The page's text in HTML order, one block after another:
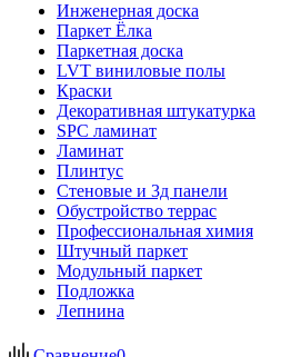
Инженерная доска
Паркет Ёлка
Паркетная доска
LVT виниловые полы
Краски
Декоративная штукатурка
SPC ламинат
Ламинат
Плинтус
Стеновые и 3д панели
Обустройство террас
Профессиональная химия
Штучный паркет
Модульный паркет
Подложка
Лепнина